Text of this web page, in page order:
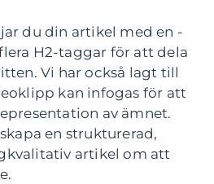
du din artikel med en -
H2-taggar för att dela
Vi har också lagt till
kan infogas för att
av ämnet.
en strukturerad,
artikel om att